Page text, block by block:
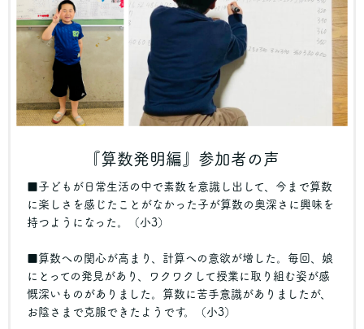
『算数発明編』参加者の声
■子どもが日常生活の中で素数を意識し出して、今まで算数
に楽しさを感じたことがなかった子が算数の奥深さに興味を
持つようになった。（小3）
■算数への関心が高まり、計算への意欲が増した。毎回、娘
にとっての発見があり、ワクワクして授業に取り組む姿が感
慨深いものがありました。算数に苦手意識がありましたが、
お陰さまで克服できたようです。（小3）